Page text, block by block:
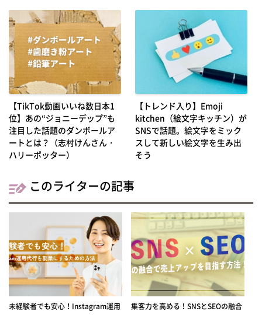
【TikTok動画いいね数日本1
位】あの“ジョニーデップ”も
注目した話題のダンボールア
ートとは？（志村けんさん・
ハリーポッター）
【トレンド入り】Emoji
kitchen（絵文字キッチン）が
SNSで話題。絵文字をミック
スして新しい絵文字を生み出
そう
このライターの記事
未経験者でも安心！Instagram運用
集客力を高める！SNSとSEOの融合